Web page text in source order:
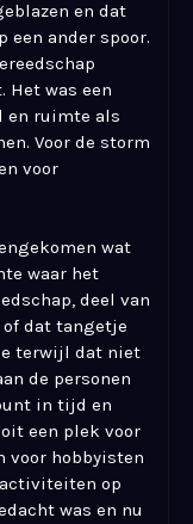
en dat
ander spoor.
Het was een
en ruimte als
Voor de storm
voor
wat
waar het
deel van
dat tangetje
terwijl dat niet
de personen
in tijd en
een plek voor
voor hobbyisten
op
was en nu